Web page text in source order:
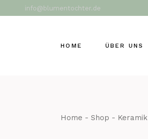
the
info@blumentochter.de
HOME ÜBER UNS
Home Shop Keramik